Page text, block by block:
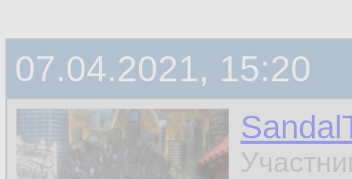
07.04.2021, 15:20